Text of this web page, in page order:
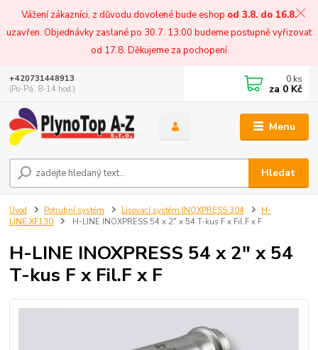
Vážení zákazníci, z důvodu dovolené bude eshop od 3.8. do 16.8.
uzavřen. Objednávky zaslané po 30.7. 13:00 budeme postupně vyřizovat
od 17.8. Děkujeme za pochopení
Menu
Hledat
+420731448913
(Po-Pá, 8-14 hod.)
0 ks
za 0 Kč
Úvod Potrubní systém Lisovací systém INOXPRESS 304
H-
LINE.XF130
H-LINE INOXPRESS 54 x 2" x 54 T-kus F x Fil.F x F
H-LINE INOXPRESS 54 x 2" x 54
T-kus F x Fil.F x F